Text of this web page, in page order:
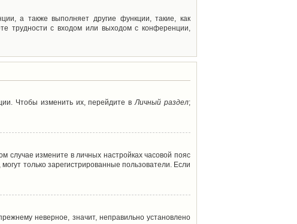
а также выполняет другие функции, такие, как
трудности с входом или выходом с конференции,
Чтобы изменить их, перейдите вЛичный раздел;
случае измените в личных настройках часовой пояс
только зарегистрированные пользователи. Если
неверное, значит, неправильно установлено